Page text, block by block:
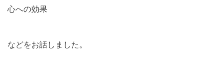
心への効果
などをお話しました。